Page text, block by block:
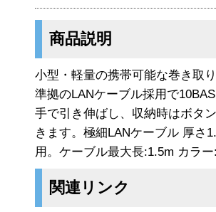
商品説明
小型・軽量の携帯可能な巻き取
準拠のLANケーブル採用で
手で引き伸ばし、収納時はボタ
きます。極細LANケーブル 厚さ
用。ケーブル最大長:1.5m カラ
関連リンク